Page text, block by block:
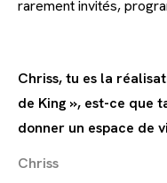
rarement invités,
Chriss, tu es la
de King », est-ce que
donner un espace de
Chriss